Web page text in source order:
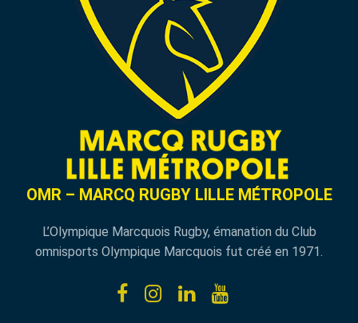
OMR – MARCQ RUGBY LILLE MÉTROPOLE
L’Olympique Marcquois Rugby, émanation du Club
omnisports Olympique Marcquois fut créé en 1971.